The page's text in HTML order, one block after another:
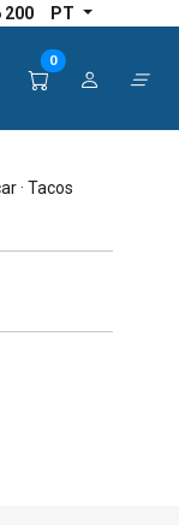
200 PT
0
· Tacos